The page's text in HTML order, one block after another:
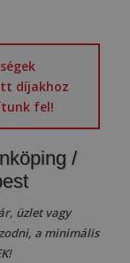
díjakhoz
fel!
/
üzlet vagy
a minimális